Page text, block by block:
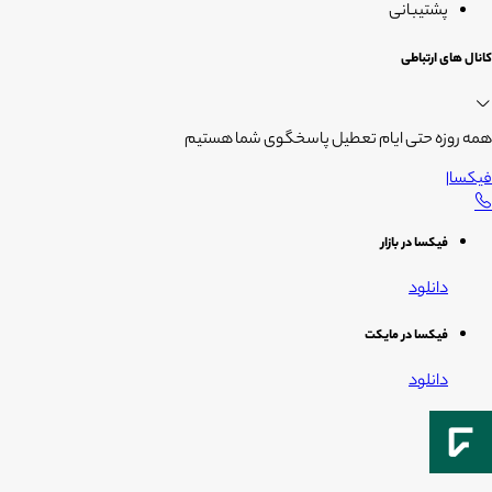
پشتیبانی
کانال های ارتباطی
همه روزه حتی ایام تعطیل پاسخگوی شما هستیم
فیکسا|
فیکسا در بازار
دانلود
فیکسا در مایکت
دانلود